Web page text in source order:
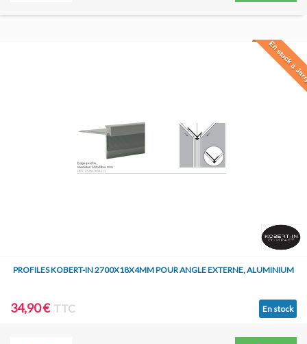
En stock à
PROFILES KOBERT-IN 2700X18X4MM POUR ANGLE EXTERNE, ALUMINIUM
34,90 € TTC En stock